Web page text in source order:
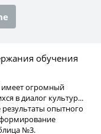
обучения
огромный
в диалог культур...
опытного
№3.